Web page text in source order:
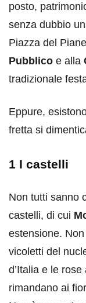
posto,
senza dubbio
Piazza del
Pubblico e alla
tradizionale
Eppure,
fretta si
1 I castelli
Non tutti sanno
castelli, di cui
estensione.
vicoletti del
d’Italia e le
rimandano ai